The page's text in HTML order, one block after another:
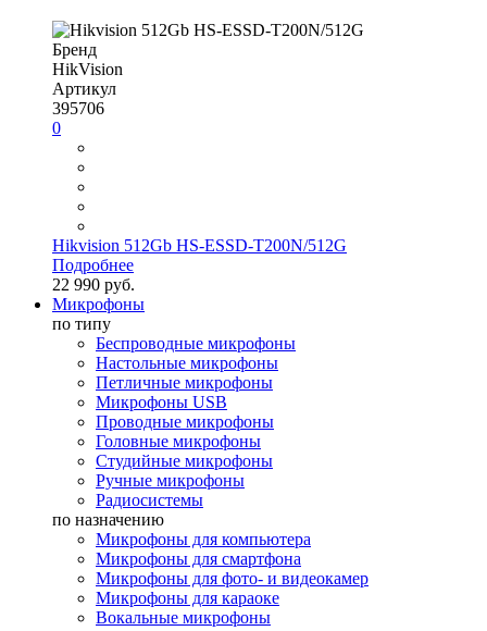
Бренд
HikVision
Артикул
395706
0
Hikvision 512Gb HS-ESSD-T200N/512G
Подробнее
22 990 руб.
Микрофоны
по типу
Беспроводные микрофоны
Настольные микрофоны
Петличные микрофоны
Микрофоны USB
Проводные микрофоны
Головные микрофоны
Студийные микрофоны
Ручные микрофоны
Радиосистемы
по назначению
Микрофоны для компьютера
Микрофоны для смартфона
Микрофоны для фото- и видеокамер
Микрофоны для караоке
Вокальные микрофоны